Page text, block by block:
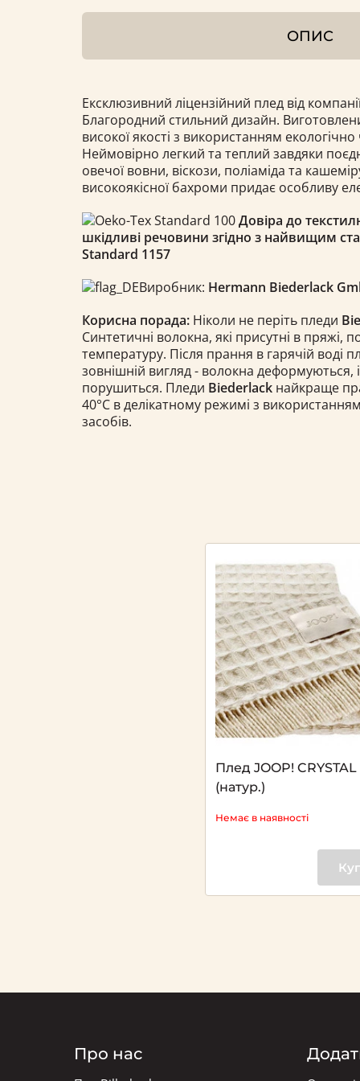
ОПИС
Ексклюзивний ліцензійний плед від
Благородний стильний дизайн.
високої якості з використанням
Неймовірно легкий та теплий завдяки
овечої вовни, віскози, поліаміда та
високоякісної бахроми придає особливу
Довіра до
шкідливі речовини згідно з найвищим
Standard 1157​
Виробник: Hermann Biederlack
Корисна порада: Ніколи не періть пледи
Синтетичні волокна, які присутні в пряжі,
температуру. Після прання в гарячій воді
зовнішній вигляд - волокна деформуються,
порушиться. Пледи Biederlack найкраще
40°С в делікатному режимі з
засобів.
Плед JOOP! CRYSTAL
(натур.)
Немає в наявності
Про нас